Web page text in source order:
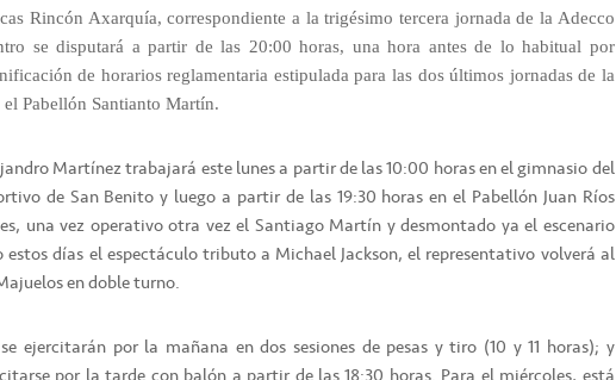
Rincón Axarquía, correspondiente a la trigésimo tercera jornada de la Adecco
se disputará a partir de las 20:00 horas, una hora antes de lo habitual por
de horarios reglamentaria estipulada para las dos últimos jornadas de la
el Pabellón Santianto Martín.
Martínez trabajará este lunes a partir de las 10:00 horas en el gimnasio del
de San Benito y luego a partir de las 19:30 horas en el Pabellón Juan Ríos
una vez operativo otra vez el Santiago Martín y desmontado ya el escenario
estos días el espectáculo tributo a Michael Jackson, el representativo volverá al
en doble turno.
ejercitarán por la mañana en dos sesiones de pesas y tiro (10 y 11 horas); y